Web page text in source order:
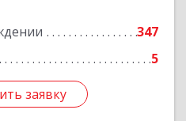
347
5
заявку
заявку